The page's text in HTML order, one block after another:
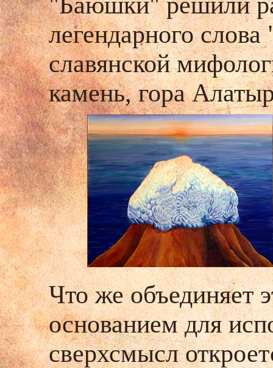
легендарного
славянской
камень, гора
Что же объединяет
основанием для
сверхсмысл